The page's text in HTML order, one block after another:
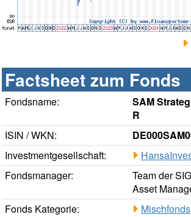
Factsheet zum Fonds
Fondsname:
SAM
R
ISIN / WKN:
Investmentgesellschaft:
Fondsmanager:
Team der
Asset
Fonds Kategorie:
Mischfonds